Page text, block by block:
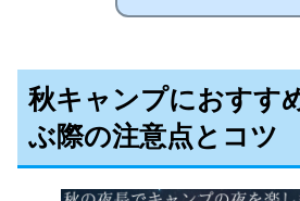
秋キャンプにおすす
ぶ際の注意点とコツ